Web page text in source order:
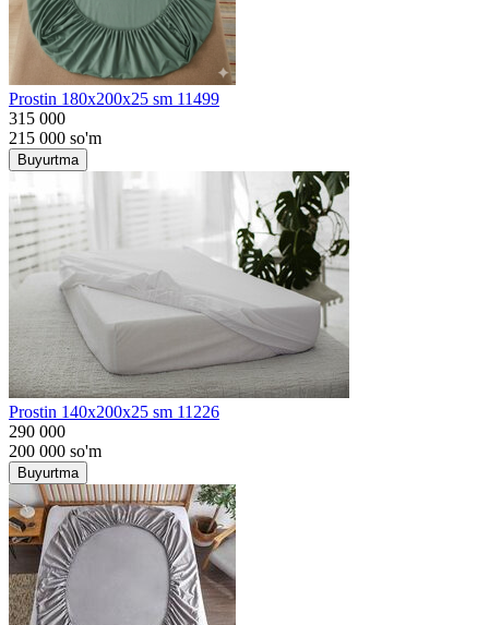
Prostin 180x200x25 sm 11499
315 000
215 000 so'm
Buyurtma
Prostin 140x200x25 sm 11226
290 000
200 000 so'm
Buyurtma